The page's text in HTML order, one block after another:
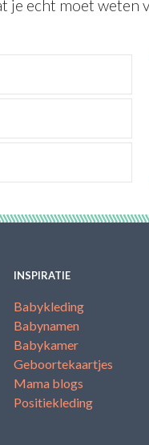
je echt moet weten
INSPIRATIE
Babykleding
Babynamen
Babykamer
Geboortekaartjes
Mama blogs
Positiekleding